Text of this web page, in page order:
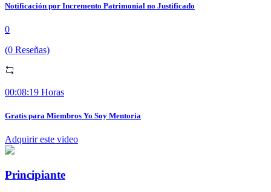
Notificación por Incremento Patrimonial no Justificado
0
(0 Reseñas)
00:08:19 Horas
Gratis para Miembros Yo Soy Mentoria
Adquirir este video
Principiante